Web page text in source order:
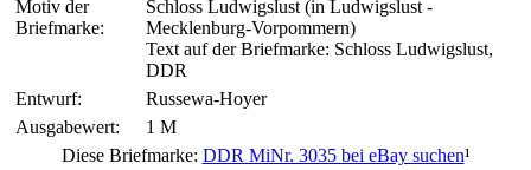
Motiv der
Briefmarke:
Schloss Ludwigslust (in Ludwigslust -
Mecklenburg-Vorpommern)
Text auf der Briefmarke: Schloss Ludwigslust,
DDR
Entwurf:
Russewa-Hoyer
Ausgabewert:
1 M
Diese Briefmarke: DDR MiNr. 3035 bei eBay suchen¹